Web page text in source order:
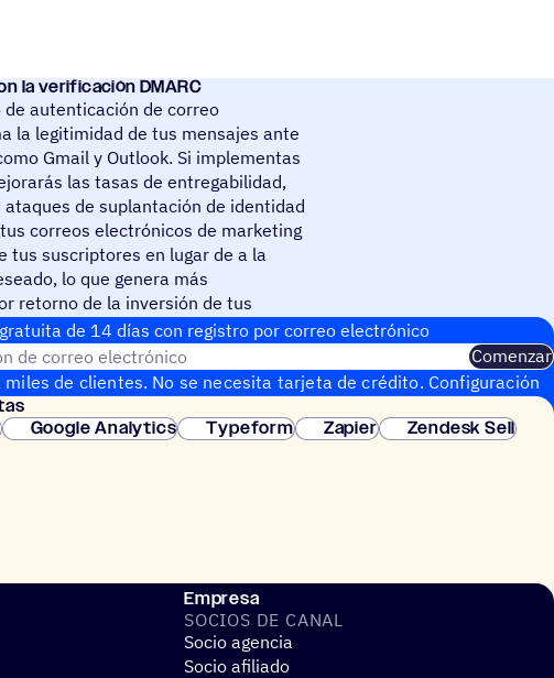
la verificación DMARC
de autenticación de correo
la legitimidad de tus mensajes ante
Gmail y Outlook. Si implementas
las tasas de entregabilidad,
de suplantación de identidad
correos electrónicos de marketing
tus suscriptores en lugar de a la
lo que genera más
retorno de la inversión de tus
de 14 días con regis­tro por correo electrónico
de correo electrónico
Comenzar
miles de clientes. No se necesita tarjeta de crédito. Configuración
Google Analytics Typeform Zapier Zendesk Sell
Empresa
SOCIOS DE CANAL
Socio agencia
Socio afiliado